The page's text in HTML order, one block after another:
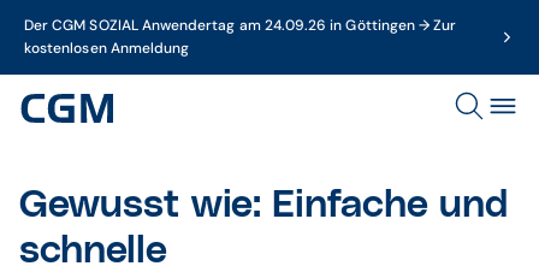
Der CGM SOZIAL Anwendertag am 24.09.26 in Göttingen → Zur
kostenlosen Anmeldung
Gewusst wie: Einfache und
schnelle